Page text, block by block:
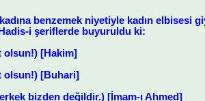
benzemek niyetiyle kadın elbisesi
i şeriflerde buyuruldu ki:
olsun!) [Hakim]
olsun!) [Buhari]
bizden değildir.) [İmam-ı Ahmed]